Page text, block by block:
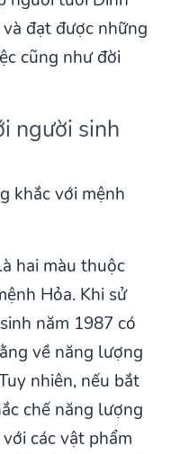
đạt được những
cũng như đời
người sinh
khắc với mệnh
hai màu thuộc
Hỏa. Khi sử
năm 1987 có
về năng lượng
nhiên, nếu bắt
chế năng lượng
các vật phẩm